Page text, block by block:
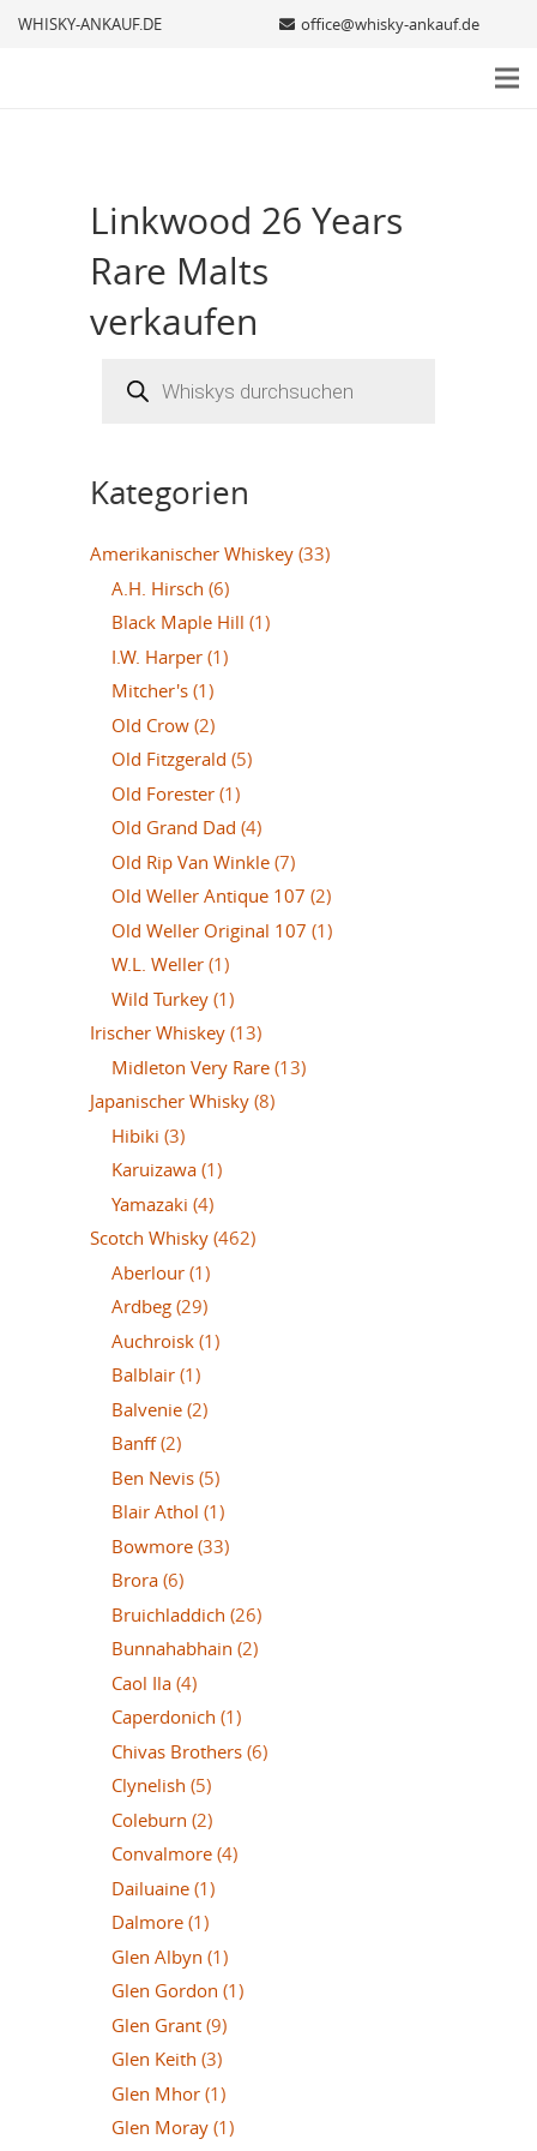
WHISKY-ANKAUF.DE office@whisky-ankauf.de
Linkwood 26 Years
Rare Malts
verkaufen
search
Kategorien
Amerikanischer Whiskey (33)
A.H. Hirsch (6)
Black Maple Hill (1)
I.W. Harper (1)
Mitcher's (1)
Old Crow (2)
Old Fitzgerald (5)
Old Forester (1)
Old Grand Dad (4)
Old Rip Van Winkle (7)
Old Weller Antique 107 (2)
Old Weller Original 107 (1)
W.L. Weller (1)
Wild Turkey (1)
Irischer Whiskey (13)
Midleton Very Rare (13)
Japanischer Whisky (8)
Hibiki (3)
Karuizawa (1)
Yamazaki (4)
Scotch Whisky (462)
Aberlour (1)
Ardbeg (29)
Auchroisk (1)
Balblair (1)
Balvenie (2)
Banff (2)
Ben Nevis (5)
Blair Athol (1)
Bowmore (33)
Brora (6)
Bruichladdich (26)
Bunnahabhain (2)
Caol Ila (4)
Caperdonich (1)
Chivas Brothers (6)
Clynelish (5)
Coleburn (2)
Convalmore (4)
Dailuaine (1)
Dalmore (1)
Glen Albyn (1)
Glen Gordon (1)
Glen Grant (9)
Glen Keith (3)
Glen Mhor (1)
Glen Moray (1)